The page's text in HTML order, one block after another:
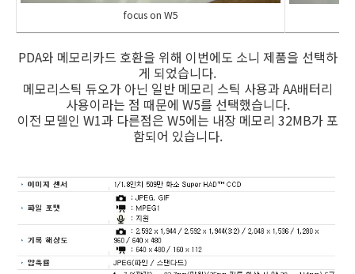
focus on W5
PDA와 메모리카드 호환을 위해 이번에도 소니 제품을 선택하
게 되었습니다.
메모리스틱 듀오가 아닌 일반 메모리 스틱 사용과 AA배터리
사용이라는 점 때문에 W5를 선택했습니다.
이전 모델인 W1과 다른점은 W5에는 내장 메모리 32MB가 포
함되어 있습니다.